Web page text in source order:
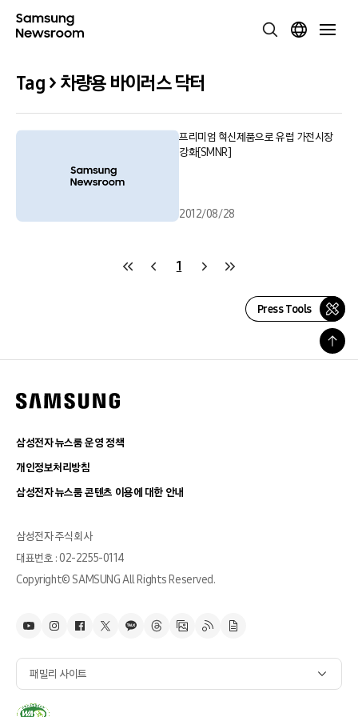
Tag > 차량용 바이러스 닥터
프리미엄 혁신제품으로 유럽 가전시장
강화[SMNR]
2012/08/28
1
Press Tools
삼성전자 뉴스룸 운영 정책
개인정보처리방침
삼성전자 뉴스룸 콘텐츠 이용에 대한 안내
삼성전자 주식회사
대표번호 : 02-2255-0114
Copyright© SAMSUNG All Rights Reserved.
패밀리 사이트